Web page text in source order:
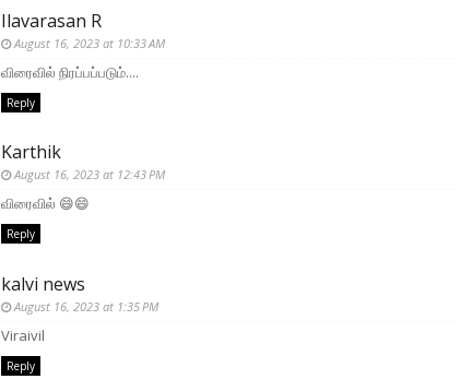
Ilavarasan R
August 16, 2023 at 10:33 AM
விரைவில் நிரப்பப்படும்....
Reply
Karthik
August 16, 2023 at 12:43 PM
விரைவில் 😄😄
Reply
kalvi news
August 16, 2023 at 1:35 PM
Viraivil
Reply